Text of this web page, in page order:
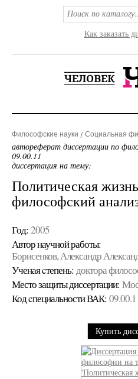
Как заказать
Философские науки Социальная
автореферат диссертации по
09.00.11
диссертация на тему:
Политическая
философский
Год: 2005
Автор научной работы:
Борисенков, Александр
Ученая cтепень: доктора
Место защиты диссертации:
Код cпециальности ВАК:
Купить